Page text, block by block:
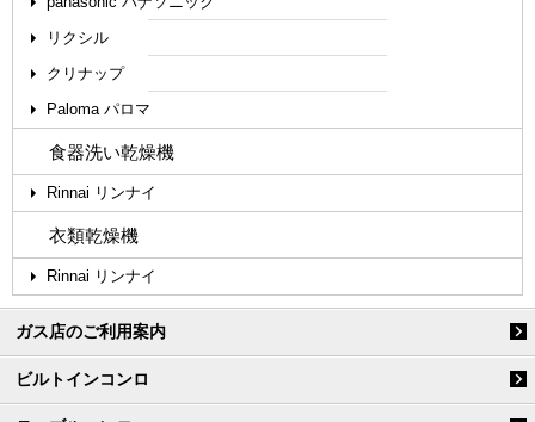
リクシル
クリナップ
Paloma パロマ
食器洗い乾燥機
Rinnai リンナイ
衣類乾燥機
Rinnai リンナイ
ガス店のご利用案内
ビルトインコンロ